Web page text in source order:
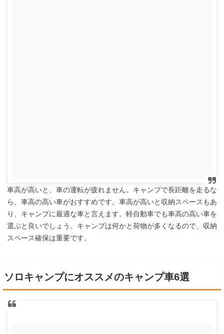
車高が高いと、車の運転が疲れません。キャンプで長距離を走るな
ら、車高の高い車がおすすめです。車高が高いと収納スペースもあ
り、キャンプに最適な車と言えます。軽自動車でも車高の高い車を
選ぶと良いでしょう。キャンプは何かと荷物が多くなるので、収納
スペース確保は重要です。
ソロキャンプにオススメのキャンプ車6選